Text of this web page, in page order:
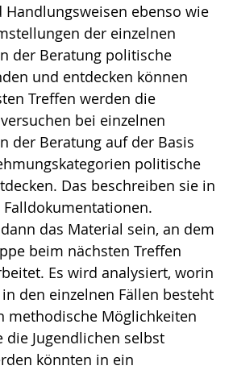
Handlungsweisen ebenso wie
der einzelnen
der Beratung politische
und entdecken können
Treffen werden die
bei einzelnen
der Beratung auf der Basis
politische
Das beschreiben sie in
das Material sein, an dem
beim nächsten Treffen
Es wird analysiert, worin
den einzelnen Fällen besteht
methodische Möglichkeiten
die Jugendlichen selbst
könnten in ein